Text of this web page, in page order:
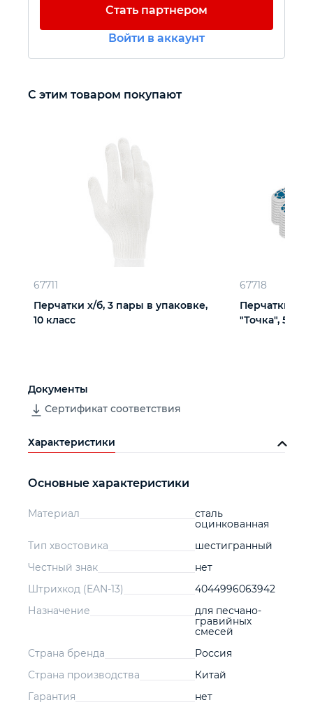
Крепежный инструмент
Прочий инструмент
Стать партнером
Войти в аккаунт
С этим товаром покупают
67711
Перчатки х/б, 3 пары в упаковке,
10 класс
67718
Перчатки х/
"Точка", 5
Документы
Сертификат соответствия
Характеристики
Основные характеристики
Материал
сталь
оцинкованная
Тип хвостовика
шестигранный
Честный знак
нет
Штрихкод (EAN-13)
4044996063942
Назначение
для песчано-
гравийных
смесей
Страна бренда
Россия
Страна производства
Китай
Гарантия
нет